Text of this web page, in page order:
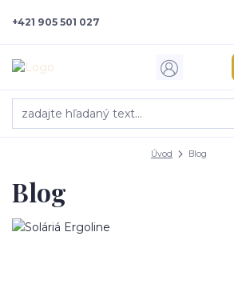
+421 905 501 027
Úvod Blog
Blog